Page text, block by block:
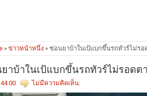
» ข่าวหน้าหนึ่ง » ซ่อนยาบ้าในเป้แบกขึ้นรถทัวร์ไม่รอ
าบ้าในเป้แบกขึ้นรถทัวร์ไม่รอดต
ไม่มีความคิดเห็น: